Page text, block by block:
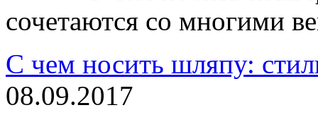
сочетаются со многими
С чем носить шляпу:
08.09.2017